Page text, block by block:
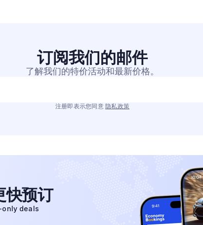
订阅我们的邮件
了解我们的特价活动和最新价格。
注册即表示您同意 隐私政策
预订
only deals